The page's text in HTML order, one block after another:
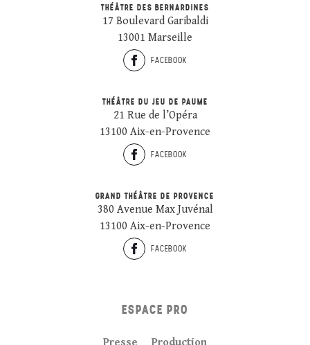
THÉÂTRE DES BERNARDINES
17 Boulevard Garibaldi
13001 Marseille
FACEBOOK
THÉÂTRE DU JEU DE PAUME
21 Rue de l’Opéra
13100 Aix-en-Provence
FACEBOOK
GRAND THÉÂTRE DE PROVENCE
380 Avenue Max Juvénal
13100 Aix-en-Provence
FACEBOOK
ESPACE PRO
Presse Production